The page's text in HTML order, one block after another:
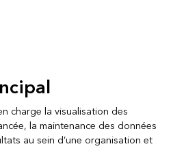
charge la visualisation des
la maintenance des données
au sein d’une organisation et